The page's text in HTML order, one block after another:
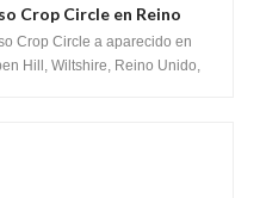
Crop Circle en Reino
Crop Circle a aparecido en
Hill, Wiltshire, Reino Unido,